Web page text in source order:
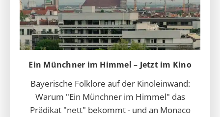
Ein Münchner im Himmel – Jetzt im Kino
Bayerische Folklore auf der Kinoleinwand:
Warum "Ein Münchner im Himmel" das
Prädikat "nett" bekommt - und an Monaco